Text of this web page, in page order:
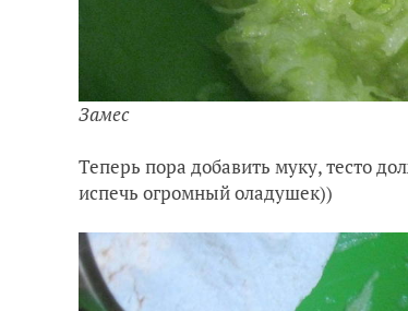
Замес
Теперь пора добавить муку, тесто
испечь огромный оладушек))